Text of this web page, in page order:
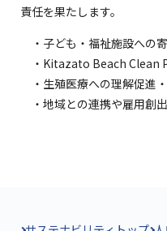
責任を果たします。
・子ども・福祉施設への
・Kitazato Beach Clean
・生殖医療への理解促進
・地域との連携や雇用創出